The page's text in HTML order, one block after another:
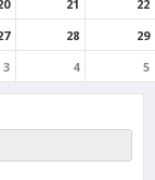
21
22
28
29
3 4 5